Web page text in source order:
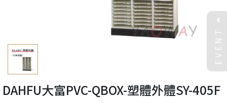
DAHFU大富PVC-QBOX-塑體外體SY-405F
EVENT